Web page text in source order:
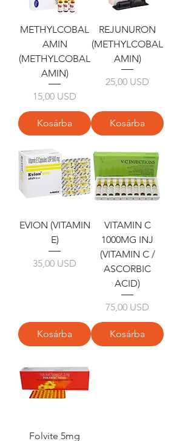
METHYLCOBAL
AMIN
(METHYLCOBAL
AMIN)
Ár
15,00 USD
Kosárba
REJUNURON
(METHYLCOBAL
AMIN)
Ár
25,00 USD
Kosárba
EVION (VITAMIN
E)
Ár
35,00 USD
Kosárba
VITAMIN C
1000MG INJ
(VITAMIN C /
ASCORBIC
ACID)
Ár
75,00 USD
Kosárba
Folvite 5mg